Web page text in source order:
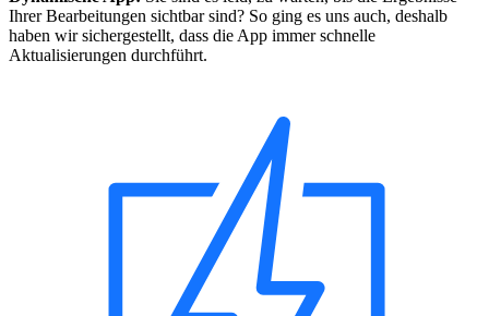
Ihrer Bearbeitungen sichtbar sind? So ging es uns auch, deshalb
haben wir sichergestellt, dass die App immer schnelle
Aktualisierungen durchführt.